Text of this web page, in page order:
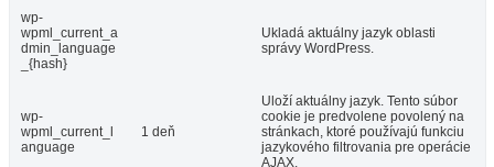
wp-
wpml_current_a
dmin_language
_{hash}
Ukladá aktuálny jazyk oblasti
správy WordPress.
wp-
wpml_current_l
anguage
1 deň
Uloží aktuálny jazyk. Tento súbor
cookie je predvolene povolený na
stránkach, ktoré používajú funkciu
jazykového filtrovania pre operácie
AJAX.